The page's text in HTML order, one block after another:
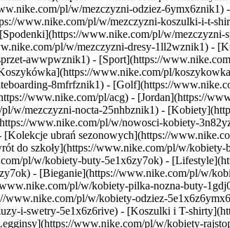
pl/w/mezczyzni-odziez-6ymx6znik1)
www.nike.com/pl/w/mezczyzni-koszulki-i-t-
www.nike.com/pl/w/
pl/w/mezczyzni-dresy-1ll2wznik1) -
awwpwznik1) - [Sport](https://
www.nike.com/pl/
8mfrfznik1) - [Golf](https://
www.nike.com/pl/acg) - [Jordan](https://
mezczyzni-nocta-25nhbznik1) -
www.nike.com/pl/w/nowosci-kobiety-
ubrań sezonowych](https://
do szkoły](https://www.nike.com/pl/w/kobiety-
pl/w/kobiety-buty-5e1x6zy7ok) -
- [Bieganie](https://www.nike.com/pl/w/
pl/w/kobiety-pilka-nozna-buty-
www.nike.com/pl/w/kobiety-odziez-
i-swetry-5e1x6z6rive) - [Koszulki i T-
www.nike.com/pl/w/kobiety-